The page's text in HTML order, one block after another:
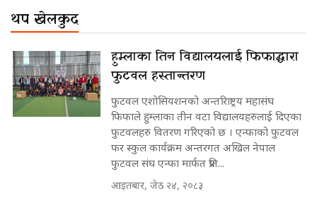
थप खेलकुद
हुम्लाका तिन विद्यालयलाई फिफाद्धारा
फुटवल हस्तान्तरण
फुटवल एशोसियशनको अन्तरािष्ट्रय महासंघ
फिफाले हुम्लाका तीन वटा विद्यालयहरुलाई दिएका
फुटवलहरु वितरण गरिएको छ । एन्फाको फुटवल
फर स्कुल कार्यक्रम अन्तरगत अखिल नेपाल
फुटवल संघ एन्फा मार्फत प्रति...
आइतबार, जेठ २४, २०८३